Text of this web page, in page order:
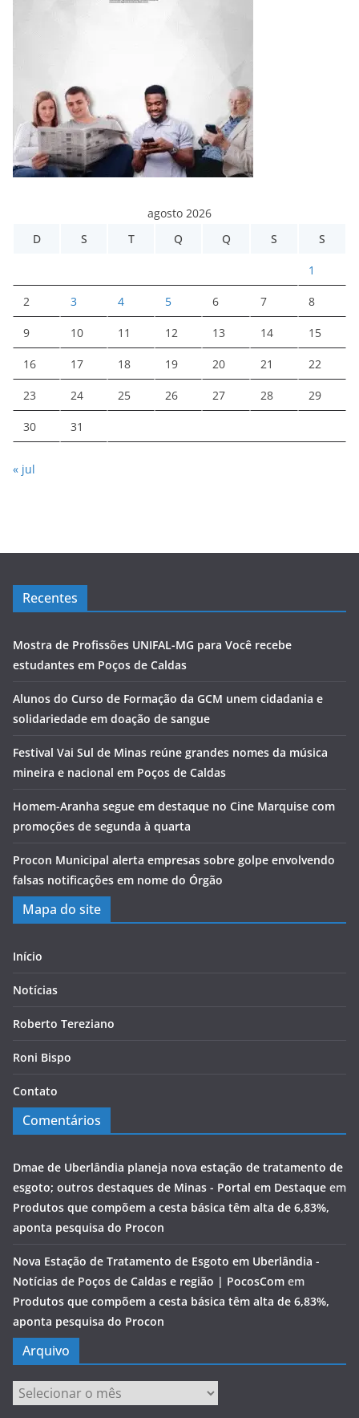
agosto 2026
D
S T Q Q S S
1
2 3 4 5 6 7 8
9 10 11 12 13 14 15
16 17 18 19 20 21 22
23 24 25 26 27 28 29
30 31
« jul
Recentes
Mostra de Profissões UNIFAL-MG para Você recebe
estudantes em Poços de Caldas
Alunos do Curso de Formação da GCM unem cidadania e
solidariedade em doação de sangue
Festival Vai Sul de Minas reúne grandes nomes da música
mineira e nacional em Poços de Caldas
Homem-Aranha segue em destaque no Cine Marquise com
promoções de segunda à quarta
Procon Municipal alerta empresas sobre golpe envolvendo
falsas notificações em nome do Órgão
Mapa do site
Início
Notícias
Roberto Tereziano
Roni Bispo
Contato
Comentários
Dmae de Uberlândia planeja nova estação de tratamento de
esgoto; outros destaques de Minas - Portal em Destaque em
Produtos que compõem a cesta básica têm alta de 6,83%,
aponta pesquisa do Procon
Nova Estação de Tratamento de Esgoto em Uberlândia -
Notícias de Poços de Caldas e região | PocosCom em
Produtos que compõem a cesta básica têm alta de 6,83%,
aponta pesquisa do Procon
Arquivo
Arquivo